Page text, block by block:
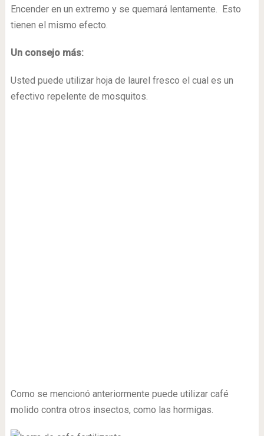
Encender en un extremo y se quemará lentamente. Esto
tienen el mismo efecto.
Un consejo más:
Usted puede utilizar hoja de laurel fresco el cual es un
efectivo repelente de mosquitos.
Como se mencionó anteriormente puede utilizar café
molido contra otros insectos, como las hormigas.